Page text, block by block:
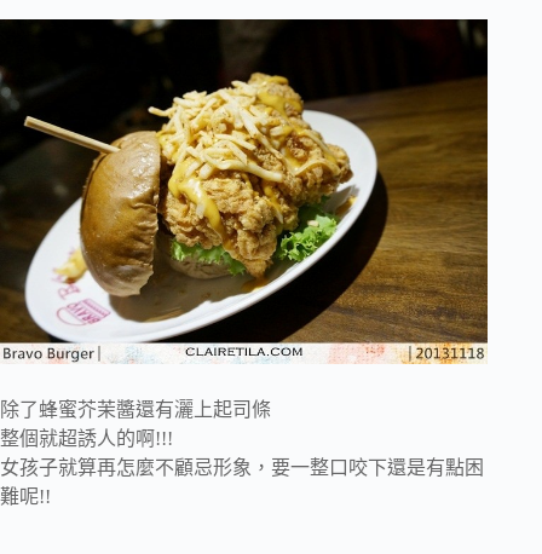
除了蜂蜜芥茉醬還有灑上起司條
整個就超誘人的啊!!!
女孩子就算再怎麼不顧忌形象，要一整口咬下還是有點困
難呢!!